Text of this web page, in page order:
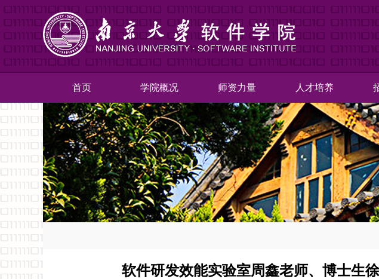
首页 学院概况 师资力量 人才培养
软件研发效能实验室周鑫老师、博士生